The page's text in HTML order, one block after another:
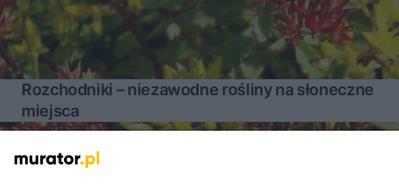
Rozchodniki – niezawodne rośliny na słoneczne
miejsca